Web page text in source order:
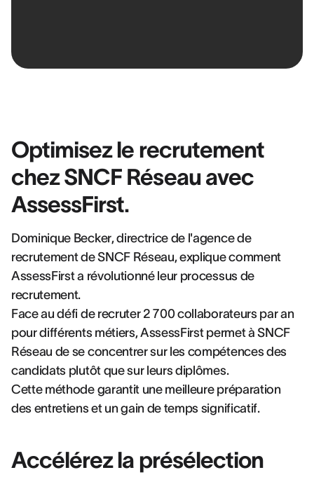
Optimisez le recrutement
chez SNCF Réseau avec
AssessFirst.
Dominique Becker, directrice de l'agence de
recrutement de SNCF Réseau, explique comment
AssessFirst a révolutionné leur processus de
recrutement.
Face au défi de recruter 2 700 collaborateurs par an
pour différents métiers, AssessFirst permet à SNCF
Réseau de se concentrer sur les compétences des
candidats plutôt que sur leurs diplômes.
Cette méthode garantit une meilleure préparation
des entretiens et un gain de temps significatif.
Accélérez la présélection